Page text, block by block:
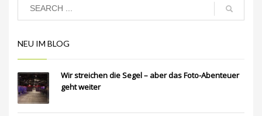
NEU IM BLOG
Wir streichen die Segel – aber das Foto-Abenteuer
geht weiter